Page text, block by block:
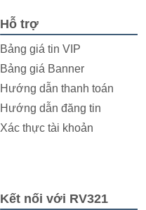
Hỗ trợ
Bảng giá tin VIP
Bảng giá Banner
Hướng dẫn thanh toán
Hướng dẫn đăng tin
Xác thực tài khoản
Kết nối với RV321